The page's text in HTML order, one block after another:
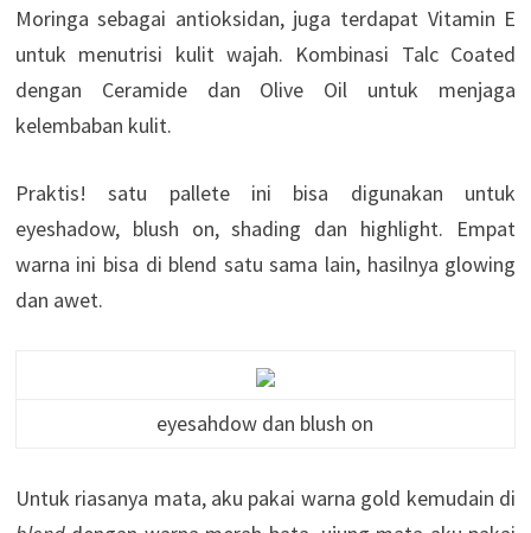
Moringa sebagai antioksidan, juga terdapat Vitamin E
untuk menutrisi kulit wajah. Kombinasi Talc Coated
dengan Ceramide dan Olive Oil untuk menjaga
kelembaban kulit.
Praktis! satu pallete ini bisa digunakan untuk
eyeshadow, blush on, shading dan highlight. Empat
warna ini bisa di blend satu sama lain, hasilnya glowing
dan awet.
eyesahdow dan blush on
Untuk riasanya mata, aku pakai warna gold kemudain di